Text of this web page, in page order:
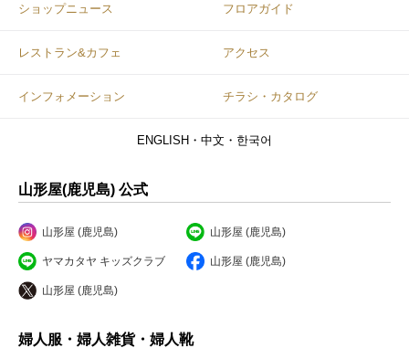
ショップニュース フロアガイド
レストラン&カフェ アクセス
インフォメーション チラシ・カタログ
ENGLISH・中文・한국어
山形屋(鹿児島) 公式
山形屋 (鹿児島) 山形屋 (鹿児島)
ヤマカタヤ キッズクラブ 山形屋 (鹿児島)
山形屋 (鹿児島)
婦人服・婦人雑貨・婦人靴